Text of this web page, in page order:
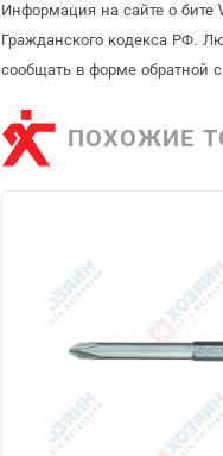
Информация на сайте о бите
Гражданского кодекса РФ.
сообщать в форме обратной
ПОХОЖИЕ